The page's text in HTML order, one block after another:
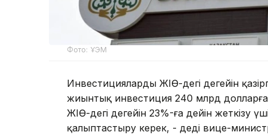
Фото: ҰЭМ
Инвестициялардың ЖІӨ-дегі деңгейін
жиынтық инвестиция 240 млрд
ЖІӨ-дегі деңгейін 23%-ға дейін
қалыптастыру керек, - деді вице-